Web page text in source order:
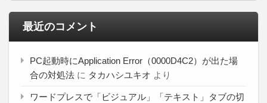
最近のコメント
PC起動時にApplication Error（0000D4C2）が出た場
合の対処法 に タカハシユキオ より
ワードプレスで「ビジュアル」「テキスト」タブの切